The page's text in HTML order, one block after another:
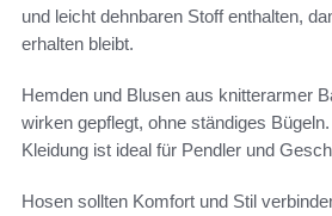
und leicht dehnbaren Stoff enthalten,
erhalten bleibt.
Hemden und Blusen aus knitterarmer
wirken gepflegt, ohne ständiges
Kleidung ist ideal für Pendler und
Hosen sollten Komfort und Stil